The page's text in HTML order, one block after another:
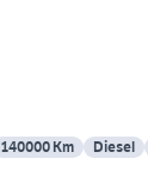
140000 Km Diesel